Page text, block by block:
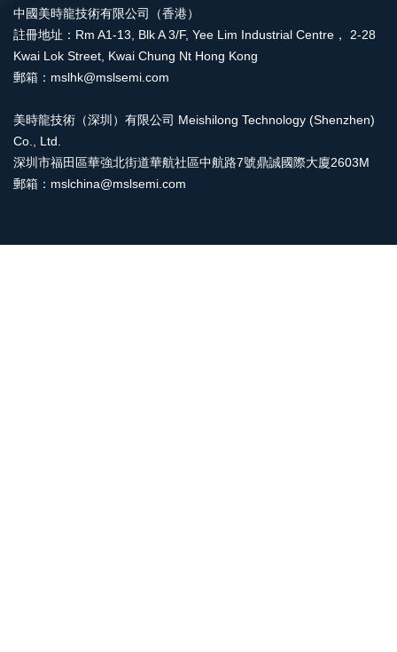
中國美時龍技術有限公司（香港）
註冊地址：Rm A1-13, Blk A 3/F, Yee Lim Industrial Centre， 2-28
Kwai Lok Street, Kwai Chung Nt Hong Kong
郵箱：mslhk@mslsemi.com
美時龍技術（深圳）有限公司 Meishilong Technology (Shenzhen)
Co., Ltd.
深圳市福田區華強北街道華航社區中航路7號鼎誠國際大廈2603M
郵箱：mslchina@mslsemi.com